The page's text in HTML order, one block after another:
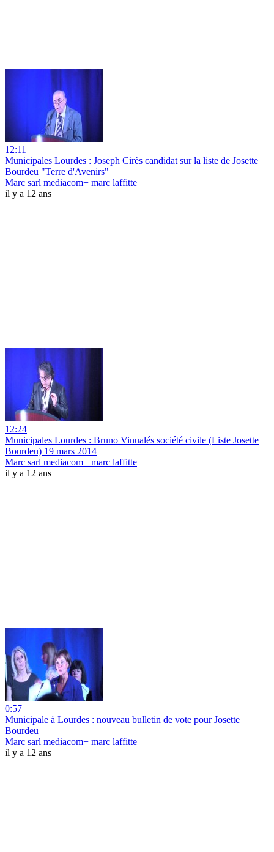
12:11
Municipales Lourdes : Joseph Cirès candidat sur la liste de Josette
Bourdeu "Terre d'Avenirs"
Marc sarl mediacom+ marc laffitte
il y a 12 ans
12:24
Municipales Lourdes : Bruno Vinualés société civile (Liste Josette
Bourdeu) 19 mars 2014
Marc sarl mediacom+ marc laffitte
il y a 12 ans
0:57
Municipale à Lourdes : nouveau bulletin de vote pour Josette
Bourdeu
Marc sarl mediacom+ marc laffitte
il y a 12 ans